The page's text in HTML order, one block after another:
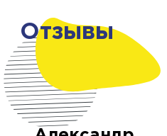
Отзывы